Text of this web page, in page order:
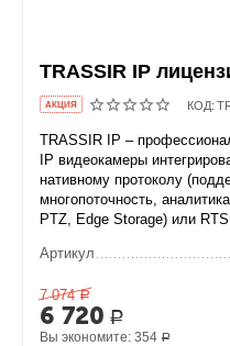
TRASSIR IP
AКЦИЯ КОД:
TRASSIR IP –
IP видеокамеры
нативному протоколу
многопоточность,
PTZ, Edge Storage) или
Артикул
7 074 Р
6 720 Р
Вы экономите:354 Р